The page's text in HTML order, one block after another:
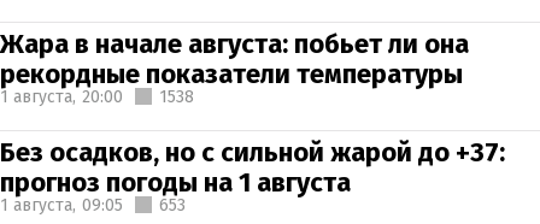
Жара в начале августа: побьет ли она
рекордные показатели температуры
1 августа, 20:00 1538
Без осадков, но с сильной жарой до +37:
прогноз погоды на 1 августа
1 августа, 09:05 653